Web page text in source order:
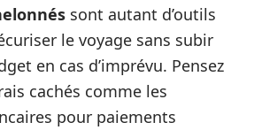
sont autant d’outils
le voyage sans subir
en cas d’imprévu. Pensez
cachés comme les
pour paiements